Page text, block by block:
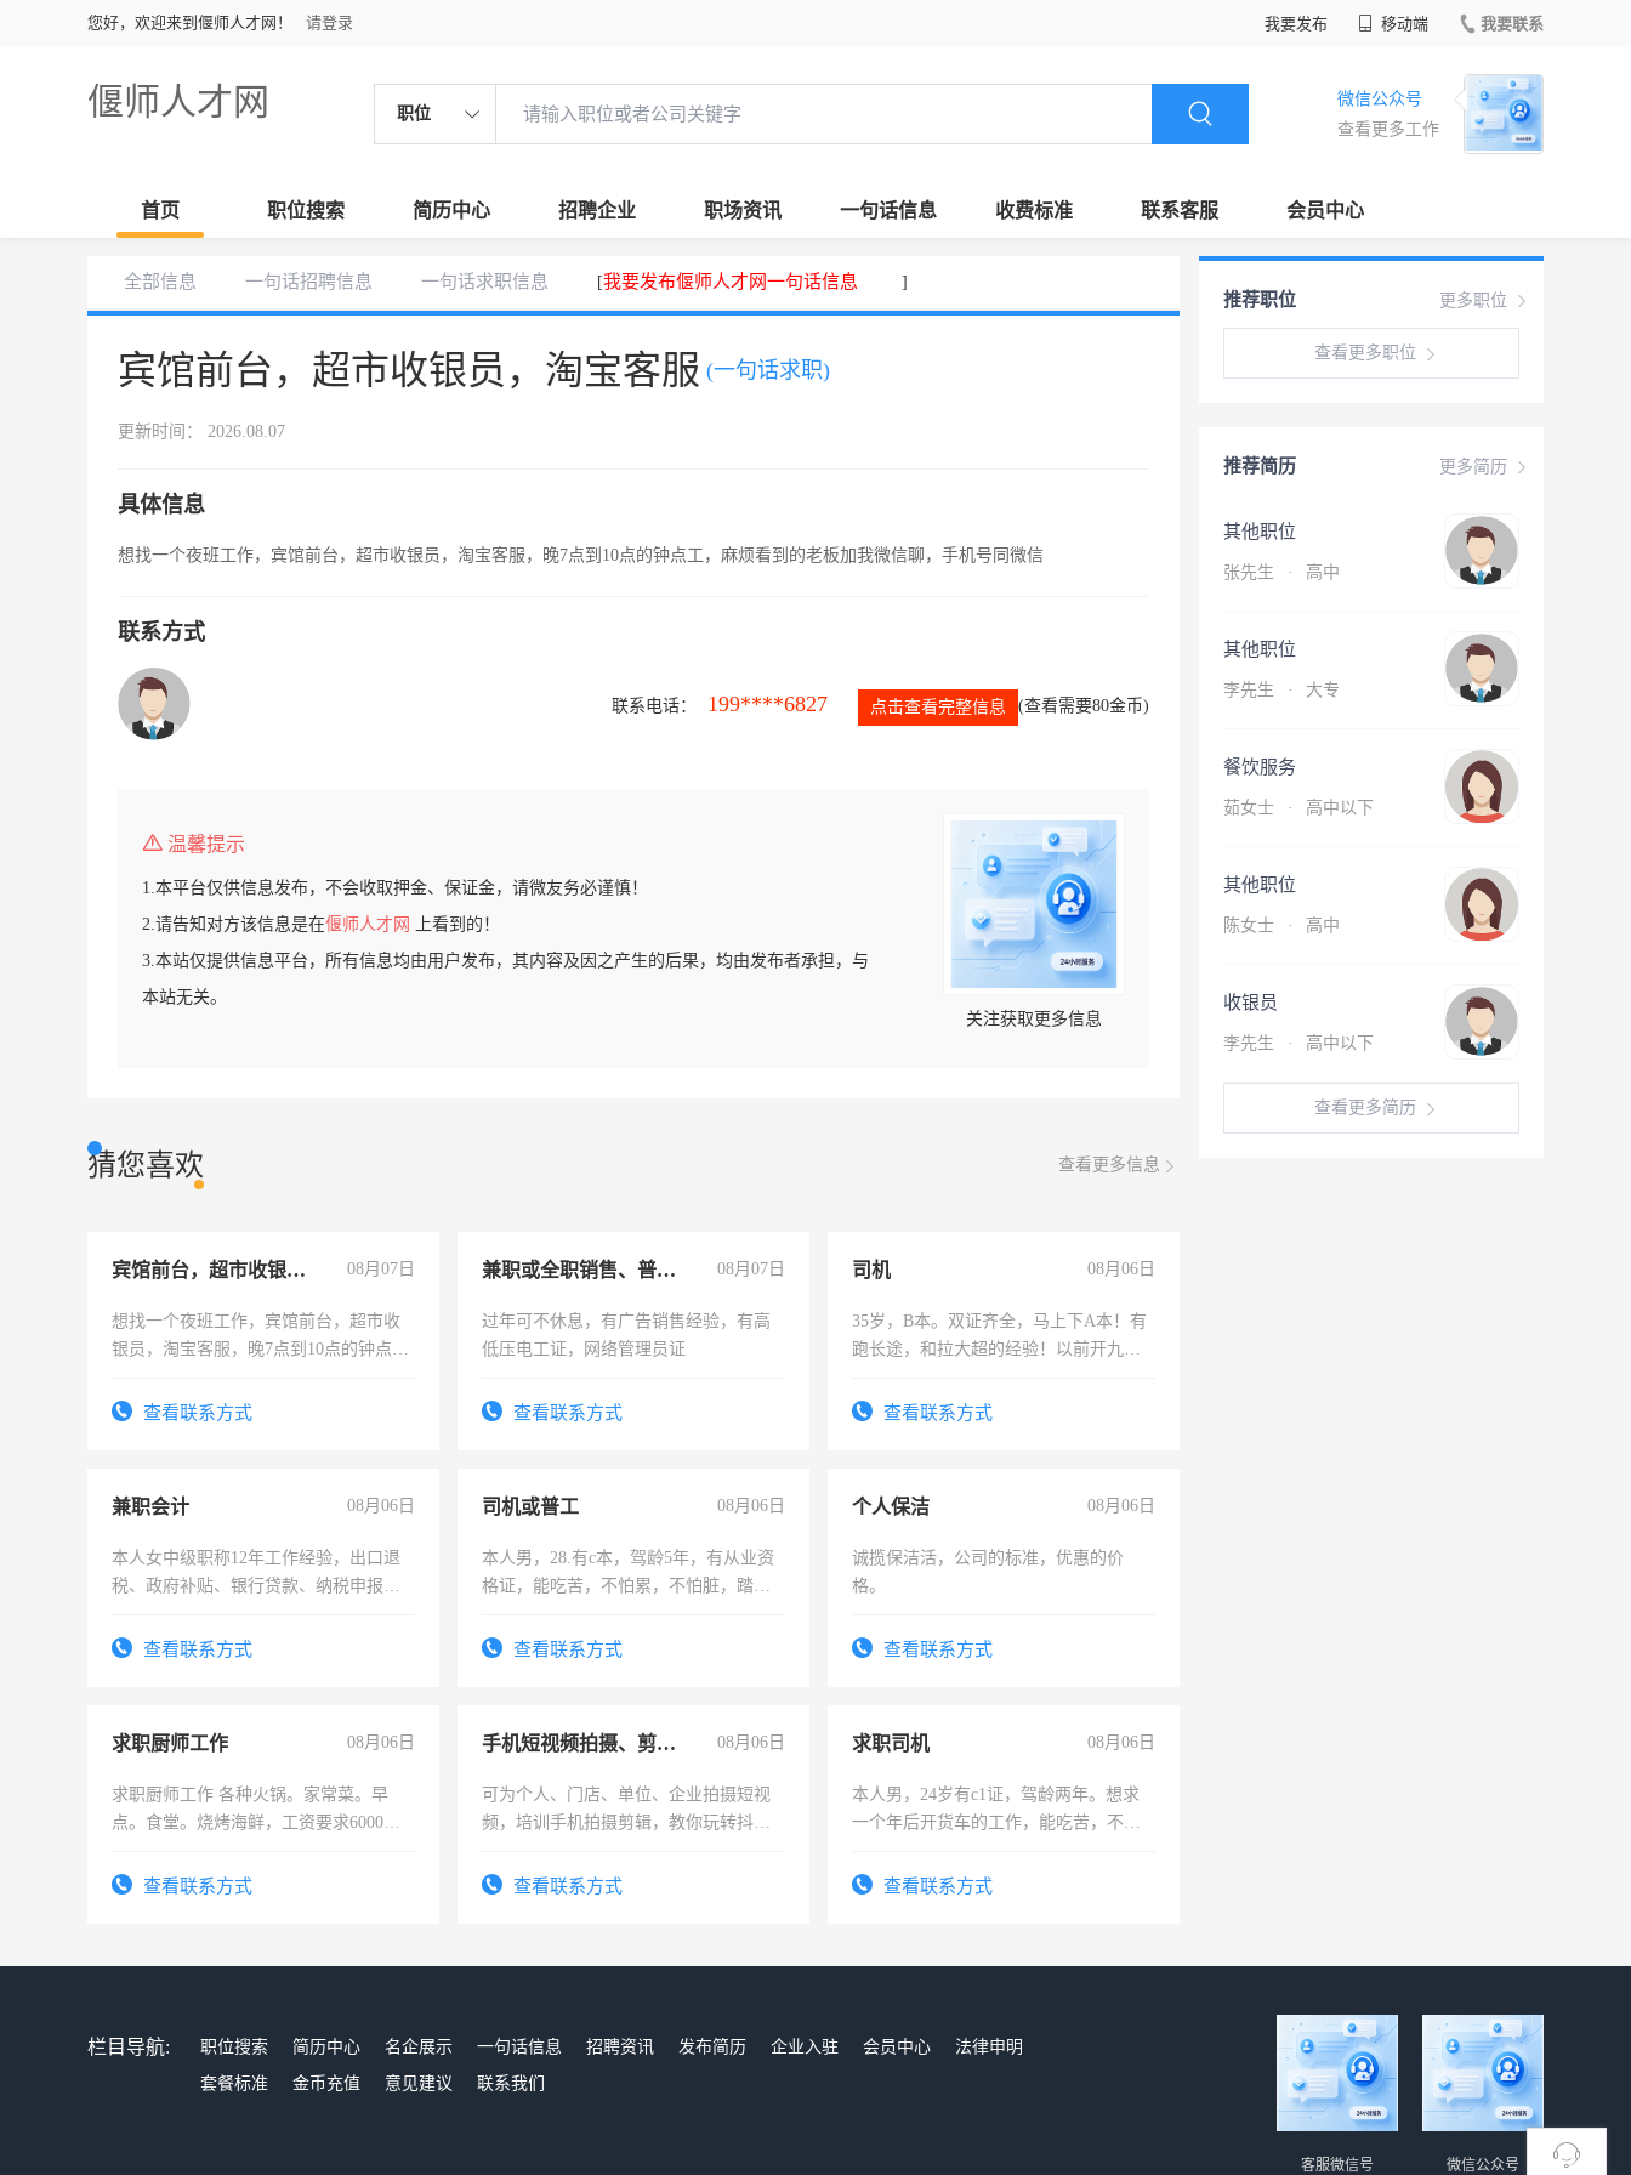
您好，欢迎来到偃师人才网！ 请登录 我要发布 移动端 我要联系
偃师人才网 职位
微信公众号
查看更多工作
首页 职位搜索 简历中心 招聘企业 职场资讯 一句话信息 收费标准 联系客服 会员中心
全部信息 一句话招聘信息 一句话求职信息 [我要发布偃师人才网一句话信息 ]
宾馆前台，超市收银员，淘宝客服 (一句话求职)
更新时间： 2026.08.07
具体信息
想找一个夜班工作，宾馆前台，超市收银员，淘宝客服，晚7点到10点的钟点工，麻烦看到的老板加我微信聊，手机号同微信
联系方式
联系电话： 199****6827 点击查看完整信息 (查看需要80金币)
温馨提示
1.本平台仅供信息发布，不会收取押金、保证金，请微友务必谨慎！
2.请告知对方该信息是在偃师人才网
上看到的！
3.本站仅提供信息平台，所有信息均由用户发布，其内容及因之产生的后果，均由发布者承担，与
本站无关。
关注获取更多信息
猜您喜欢 查看更多信息
宾馆前台，超市收银员，淘宝客服 08月07日
想找一个夜班工作，宾馆前台，超市收
银员，淘宝客服，晚7点到10点的钟点
号同微信查看联系方式
兼职或全职销售、普工、维修 08月07日
过年可不休息，有广告销售经验，有高
低压电工证，网络管理员证
查看联系方式
司机 08月06日
35岁，B本。双证齐全，马上下A本！有
跑长途，和拉大超的经验！以前开九米
查看联系方式
兼职会计 08月06日
本人女中级职称12年工作经验，出口退
税、政府补贴、银行贷款、纳税申报、
务，财务咨询等业务。欲求兼职会计工
查看联系方式
司机或普工 08月06日
本人男，28.有c本，驾龄5年，有从业资
格证，能吃苦，不怕累，不怕脏，踏
查看联系方式
个人保洁 08月06日
诚揽保洁活，公司的标准，优惠的价
格。
查看联系方式
求职厨师工作 08月06日
求职厨师工作 各种火锅。家常菜。早
点。食堂。烧烤海鲜，工资要求6000以
查看联系方式
手机短视频拍摄、剪辑、抖音快手 08月06日
可为个人、门店、单位、企业拍摄短视
频，培训手机拍摄剪辑，教你玩转抖音
频，培训手机拍摄剪辑，教你玩转抖
查看联系方式
求职司机 08月06日
本人男，24岁有c1证，驾龄两年。想求
一个年后开货车的工作，能吃苦，不怕
查看联系方式
更多职位
推荐职位
查看更多职位
更多简历
推荐简历
其他职位
张先生 · 高中
其他职位
李先生 · 大专
餐饮服务
茹女士 · 高中以下
其他职位
陈女士 · 高中
收银员
李先生 · 高中以下
查看更多简历
栏目导航: 职位搜索 简历中心 名企展示 一句话信息 招聘资讯 发布简历 企业入驻 会员中心
法律申明
套餐标准
金币充值 意见建议 联系我们
微信公众号
客服微信号